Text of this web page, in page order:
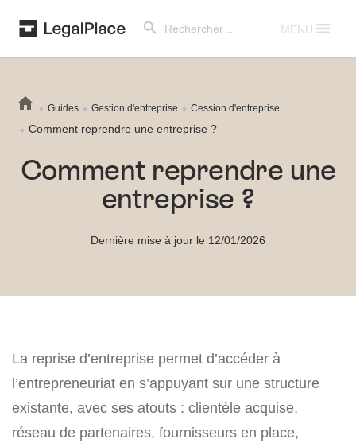
for:
MENU
Guides Gestion d'entreprise Cession d'entreprise
Comment reprendre une entreprise ?
Comment reprendre une
entreprise ?
Dernière mise à jour le 12/01/2026
La reprise d’entreprise permet d’accéder à
l’entrepreneuriat en s’appuyant sur une structure
existante, avec ses atouts : clientèle acquise,
réseau de partenaires, fournisseurs en place,